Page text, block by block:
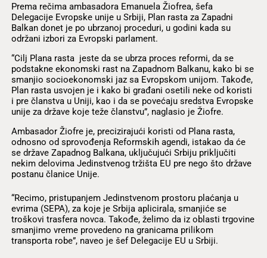
Prema rečima ambasadora Emanuela Žiofrea, šefa
Delegacije Evropske unije u Srbiji, Plan rasta za Zapadni
Balkan donet je po ubrzanoj proceduri, u godini kada su
održani izbori za Evropski parlament.
“Cilj Plana rasta jeste da se ubrza proces reformi, da se
podstakne ekonomski rast na Zapadnom Balkanu, kako bi se
smanjio socioekonomski jaz sa Evropskom unijom. Takođe,
Plan rasta usvojen je i kako bi građani osetili neke od koristi
i pre članstva u Uniji, kao i da se povećaju sredstva Evropske
unije za države koje teže članstvu”, naglasio je Žiofre.
Ambasador Žiofre je, precizirajući koristi od Plana rasta,
odnosno od sprovođenja Reformskih agendi, istakao da će
se države Zapadnog Balkana, uključujući Srbiju priključiti
nekim delovima Jedinstvenog tržišta EU pre nego što države
postanu članice Unije.
“Recimo, pristupanjem Jedinstvenom prostoru plaćanja u
evrima (SEPA), za koje je Srbija aplicirala, smanjiće se
troškovi trasfera novca. Takođe, želimo da iz oblasti trgovine
smanjimo vreme provedeno na granicama prilikom
transporta robe”, naveo je šef Delegacije EU u Srbiji.